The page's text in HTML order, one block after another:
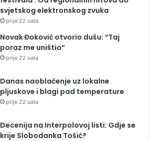
svjetskog elektronskog zvuka
prije 22 sata
Novak Đoković otvorio dušu: “Taj
poraz me uništio”
prije 22 sata
Danas naoblačenje uz lokalne
pljuskove i blagi pad temperature
prije 22 sata
Decenija na Interpolovoj listi: Gdje se
krije Slobodanka Tošić?